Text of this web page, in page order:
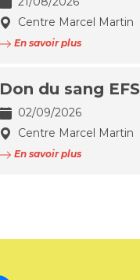
Centre Marcel Martin
En savoir plus
Don du sang EFS
02/09/2026
Centre Marcel Martin
En savoir plus